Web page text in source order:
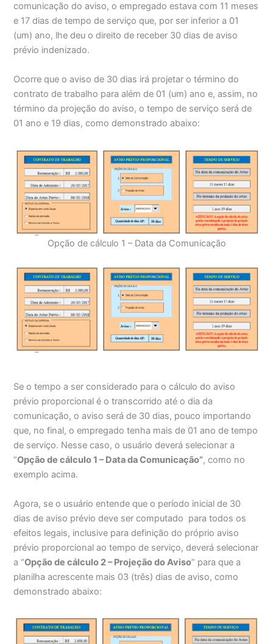
comunicação do aviso, o empregado estava com 11 meses
e 17 dias de tempo de serviço que, por ser inferior a 01
(um) ano, lhe deu o direito de receber 30 dias de aviso
prévio indenizado.
Ocorre que o aviso de 30 dias irá projetar o término do
contrato de trabalho para além de 01 (um) ano e, assim, no
término da projeção do aviso, o tempo de serviço será de
01 ano e 19 dias, como demonstrado abaixo:
Opção de cálculo 1 – Data da Comunicação
Se o tempo a ser considerado para o cálculo do aviso
prévio proporcional é o transcorrido até o dia da
comunicação, o aviso será de 30 dias, pouco importando
que, no final, o empregado tenha mais de 01 ano de tempo
de serviço. Nesse caso, o usuário deverá selecionar a
“Opção de cálculo 1 – Data da Comunicação”, como no
exemplo acima.
Agora, se o usuário entende que o período inicial de 30
dias de aviso prévio deve ser computado para todos os
efeitos legais, inclusive para definição do próprio aviso
prévio proporcional ao tempo de serviço, deverá selecionar
a “Opção de cálculo 2 – Projeção do Aviso” para que a
planilha acrescente mais 03 (três) dias de aviso, como
demonstrado abaixo: